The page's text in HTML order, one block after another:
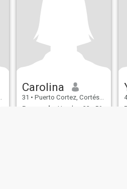
Carolina
31 • Puerto Cortez, Cortés, Honduras
Buscando:
Hombre 32 - 56